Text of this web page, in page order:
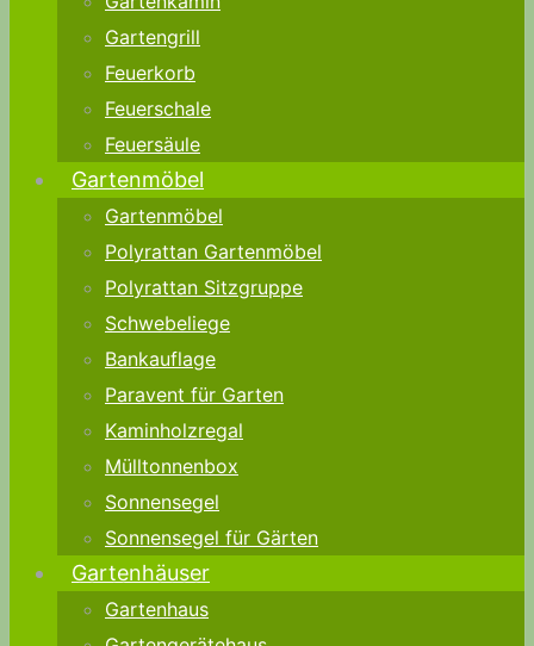
Gartengrill
Feuerkorb
Feuerschale
Feuersäule
Gartenmöbel
Gartenmöbel
Polyrattan Gartenmöbel
Polyrattan Sitzgruppe
Schwebeliege
Bankauflage
Paravent für Garten
Kaminholzregal
Mülltonnenbox
Sonnensegel
Sonnensegel für Gärten
Gartenhäuser
Gartenhaus